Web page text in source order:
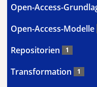
Open-Access-
Open-Access-Modelle
Repositorien 1
Transformation 1